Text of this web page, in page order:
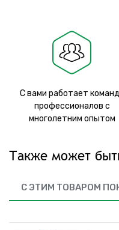
С вами работает
профессионалов с
многолетним опытом
Также может
С ЭТИМ ТОВАРОМ